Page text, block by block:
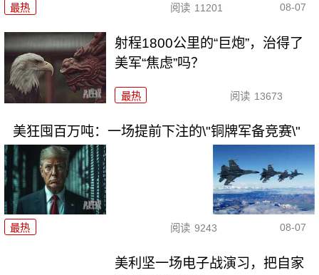
最热 阅读 11201 08-07
射程1800公里的“巨炮”，治得了
美军“焦虑”吗？
最热 阅读 13673
美狂囤百万吨：一场提前下注的\"铜牌军备竞赛\"
最热 阅读 9243 08-07
美利坚一场电子战演习，把自家